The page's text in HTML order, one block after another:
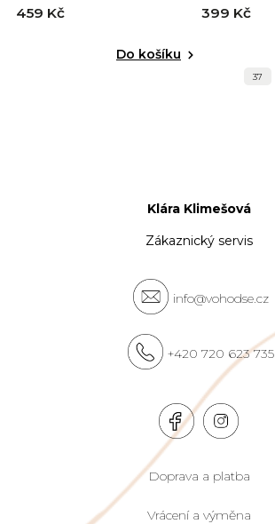
459 Kč
Do košíku
399 Kč
37
Klára Klimešová
Zákaznický servis
info@vohodse.cz
+420 720 623 735
Doprava a platba
Vrácení a výměna